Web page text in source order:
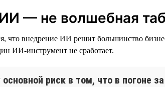
— не волшебная
что внедрение ИИ решит большинство
ИИ-инструмент не сработает.
риск в том, что в погоне